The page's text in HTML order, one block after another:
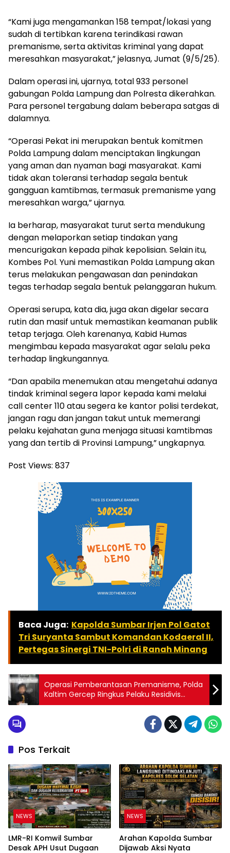
“Kami juga mengamankan 158 tempat/lokasi yang
sudah di tertibkan karena terindikasi rawan
premanisme, serta aktivitas kriminal yang dapat
meresahkan masyarakat,” jelasnya, Jumat (9/5/25).
Dalam operasi ini, ujarnya, total 933 personel
gabungan Polda Lampung dan Polresta dikerahkan.
Para personel tergabung dalam beberapa satgas di
dalamnya.
“Operasi Pekat ini merupakan bentuk komitmen
Polda Lampung dalam menciptakan lingkungan
yang aman dan nyaman bagi masyarakat. Kami
tidak akan toleransi terhadap segala bentuk
gangguan kamtibmas, termasuk premanisme yang
meresahkan warga,” ujarnya.
Ia berharap, masyarakat turut serta mendukung
dengan melaporkan setiap tindakan yang
mencurigakan kepada pihak kepolisian. Selain itu,
Kombes Pol. Yuni memastikan Polda Lampung akan
terus melakukan pengawasan dan penindakan
tegas terhadap segala bentuk pelanggaran hukum.
Operasi serupa, kata dia, juga akan digelar secara
rutin dan masif untuk memastikan keamanan publik
tetap terjaga. Oleh karenanya, Kabid Humas
mengimbau kepada masyarakat agar selalu peka
terhadap lingkungannya.
“Dan apabila menemukan atau mengetahui adanya
tindak kriminal segera lapor kepada kami melalui
call center 110 atau segera ke kantor polisi terdekat,
jangan ragu dan jangan takut untuk memerangi
pelaku kejahatan guna menjaga situasi kamtibmas
yang dan tertib di Provinsi Lampung,” ungkapnya.
Post Views: 837
Baca Juga: Kapolda Sumbar Irjen Pol Gatot
Tri Suryanta Sambut Komandan Kodaeral II,
Pertegas Sinergi TNI-Polri di Ranah Minang
Operasi Pemberantasan Premanisme, Polda
Kaltim Gercep Ringkus Pelaku Residivis
Pembunuhan yang Bawa Sajam serta
Pos Terkait
NEWS
LMR-RI Komwil Sumbar
Desak APH Usut Dugaan
NEWS
Arahan Kapolda Sumbar
Dijawab Aksi Nyata